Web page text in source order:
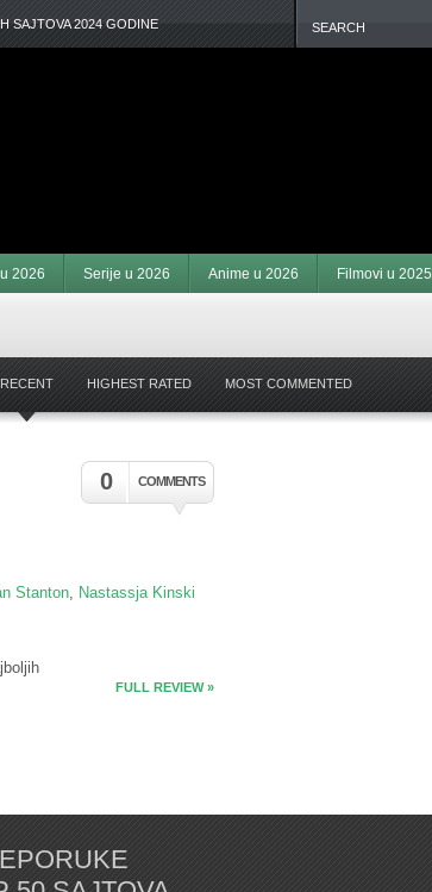
SAJTOVA 2024 GODINE
2026 Serije u 2026 Anime u 2026 Filmovi u 2025
RECENT HIGHEST RATED MOST COMMENTED
0 COMMENTS
Stanton, Nastassja Kinski
FULL REVIEW »